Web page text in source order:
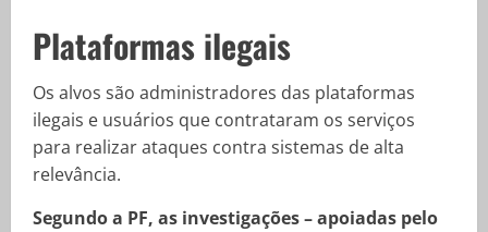
Plataformas ilegais
Os alvos são administradores das plataformas
ilegais e usuários que contrataram os serviços
para realizar ataques contra sistemas de alta
relevância.
Segundo a PF, as investigações – apoiadas pelo